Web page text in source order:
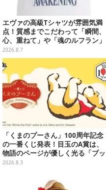
エヴァの高級Tシャツが雰囲気満
点！質感までこだわって「瞬間、
心、重ねて」や「魂のルフラン」
をフィーチャー
2026.8.7
「くまのプーさん」100周年記念
の一番くじ発表！目玉のA賞は、
物語のページが優しく光る「ブッ
クシェイプドライト」
2026.8.3